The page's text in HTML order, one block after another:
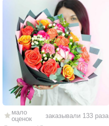
мало
оценок
заказывали 133 раза